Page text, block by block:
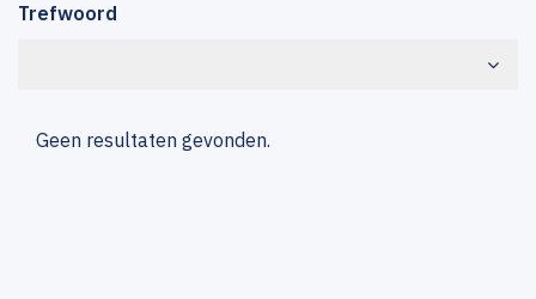
Trefwoord
Geen resultaten gevonden.